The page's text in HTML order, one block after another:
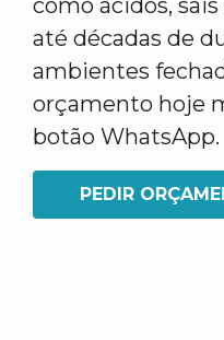
como ácidos,
até décadas de
ambientes
orçamento hoje
botão WhatsApp.
PEDIR